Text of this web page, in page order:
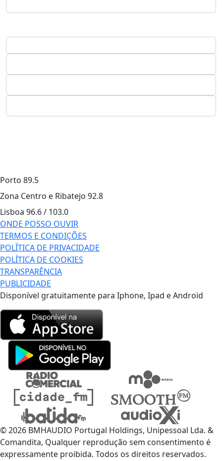
Porto 89.5
Zona Centro e Ribatejo 92.8
Lisboa 96.6 / 103.0
ONDE POSSO OUVIR
TERMOS E CONDIÇÕES
POLÍTICA DE PRIVACIDADE
POLÍTICA DE COOKIES
TRANSPARÊNCIA
PUBLICIDADE
Disponível gratuitamente para Iphone, Ipad e Android
© 2026 BMHAUDIO Portugal Holdings, Unipessoal Lda. &
Comandita, Qualquer reprodução sem consentimento é
expressamente proibida. Todos os direitos reservados.